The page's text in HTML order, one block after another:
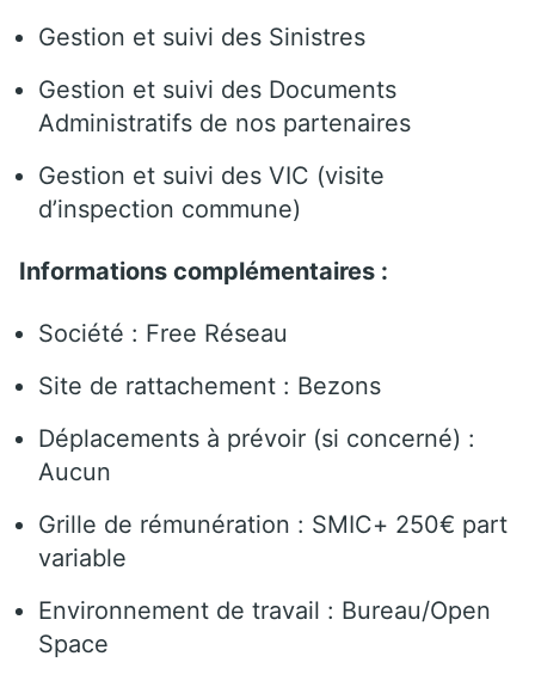
Gestion et suivi des Sinistres
Gestion et suivi des Documents
Administratifs de nos partenaires
Gestion et suivi des VIC (visite
d’inspection commune)
Informations complémentaires :
Société : Free Réseau
Site de rattachement : Bezons
Déplacements à prévoir (si concerné) :
Aucun
Grille de rémunération : SMIC+ 250€ part
variable
Environnement de travail : Bureau/Open
Space